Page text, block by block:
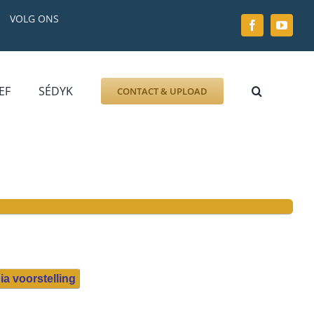
VOLG ONS
GRAFZERK
ALLLES
SÉDYK CONTACT & UPLOAD
voorstelling